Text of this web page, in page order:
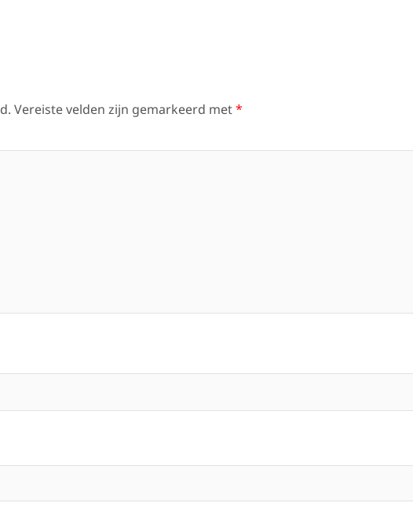
Vereiste velden zijn gemarkeerd met*